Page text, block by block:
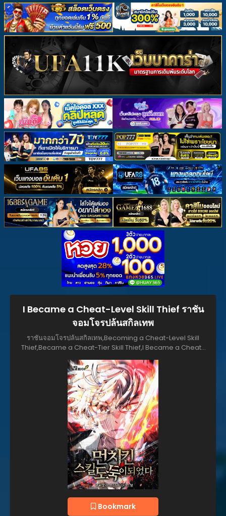
I Became a Cheat-Level Skill Thief ราชัน
จอมโจรปล้นสกิลเทพ
ราชันจอมโจรปล้นสกิลเทพ,Becoming a Cheat-Level Skill
Thief,Became a Cheat-Tier Skill Thief,I Became a Cheat-
ル泥棒になった,먼치킨 스킬 도둑이 되었다
Bookmark